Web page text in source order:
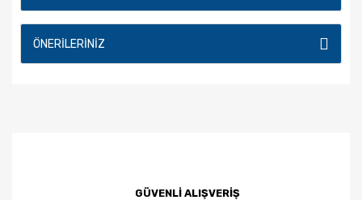
ÖNERILERINIZ
GÜVENLİ ALIŞVERİŞ